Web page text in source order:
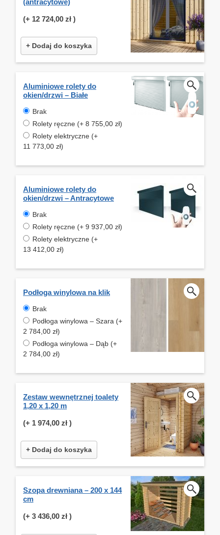
(+ 12 724,00 zł )
+ Dodaj do koszyka
Aluminiowe rolety do
okien/drzwi – Białe
Brak
Rolety ręczne (+ 8 755,00 zł)
Rolety elektryczne (+
11 773,00 zł)
Aluminiowe rolety do
okien/drzwi – Antracytowe
Brak
Rolety ręczne (+ 9 937,00 zł)
Rolety elektryczne (+
13 412,00 zł)
Podłoga winylowa na klik
Brak
Podłoga winylowa – Szara (+
2 784,00 zł)
Podłoga winylowa – Dąb (+
2 784,00 zł)
Zestaw wewnętrznej toalety
1,20 x 1,20 m
(+ 1 974,00 zł )
+ Dodaj do koszyka
Szopa drewniana – 200 x 144
cm
(+ 3 436,00 zł )